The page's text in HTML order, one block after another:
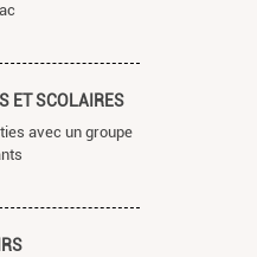
ET SCOLAIRES
avec un groupe